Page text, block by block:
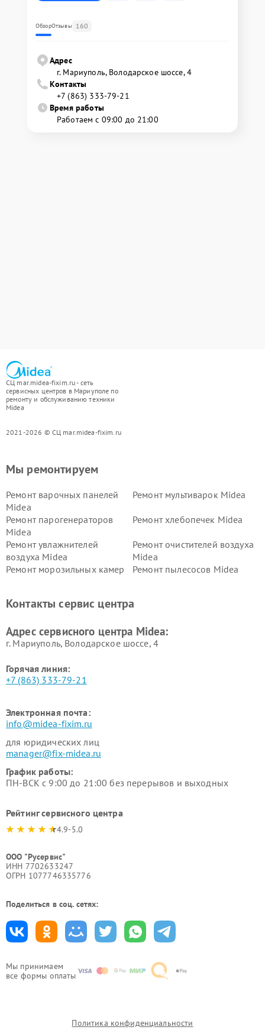
ОбзорОтзывы 160
Адрес
г. Мариуполь, Володарское шоссе, 4
Контакты
+7 (863) 333-79-21
Время работы
Работаем с 09:00 до 21:00
СЦ mar.midea-fixim.ru - сеть
сервисных центров в Мариуполе по
ремонту и обслуживанию техники
Midea
2021-2026 © СЦ mar.midea-fixim.ru
Мы принимаем
все формы оплаты
Мы ремонтируем
Ремонт варочных панелей
Midea
Ремонт мультиварок Midea
Ремонт парогенераторов
Midea
Ремонт хлебопечек Midea
Ремонт увлажнителей
воздуха Midea
Ремонт очистителей воздуха
Midea
Ремонт морозильных камер
Ремонт пылесосов Midea
пылесосов Midea
Midea
Контакты сервис центра
Адрес сервисного центра Midea:
г. Мариуполь, Володарское шоссе, 4
Горячая линия:
+7 (863) 333-79-21
Электронная почта:
info@midea-fixim.ru
для юридических лиц
manager@fix-midea.ru
График работы:
ПН-ВСК с 9:00 до 21:00 без перерывов и выходных
Рейтинг сервисного центра
4.9-5.0
ООО "Русервис"
ИНН 7702633247
ОГРН 1077746335776
Поделиться в соц. сетях:
Политика конфиденциальности